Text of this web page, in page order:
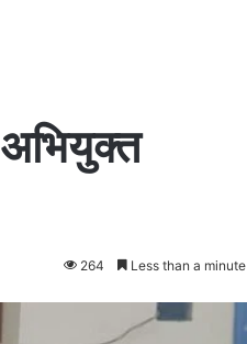
264 Less than a minute